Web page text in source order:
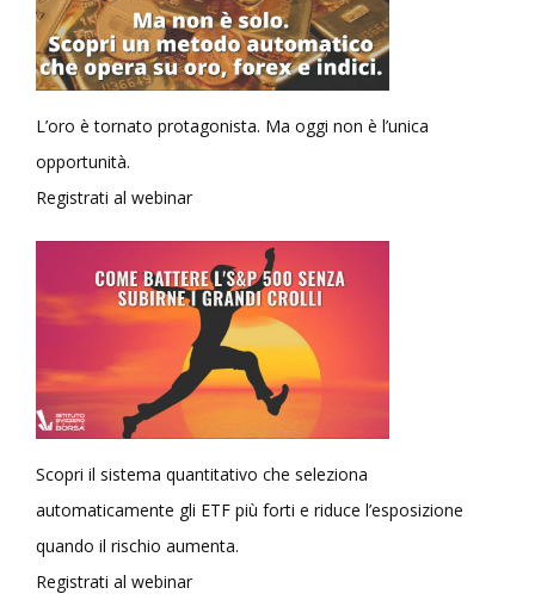
L’oro è tornato protagonista. Ma oggi non è l’unica
opportunità.
Registrati al webinar
Scopri il sistema quantitativo che seleziona
automaticamente gli ETF più forti e riduce l’esposizione
quando il rischio aumenta.
Registrati al webinar